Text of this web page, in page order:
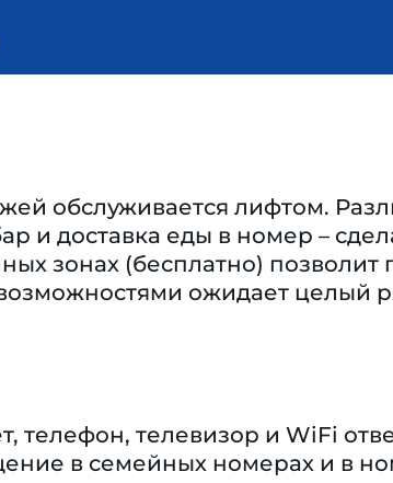
обслуживается лифтом.
и доставка еды в номер –
зонах (бесплатно) позволит
ожидает целый
телефон, телевизор и WiFi
в семейных номерах и в